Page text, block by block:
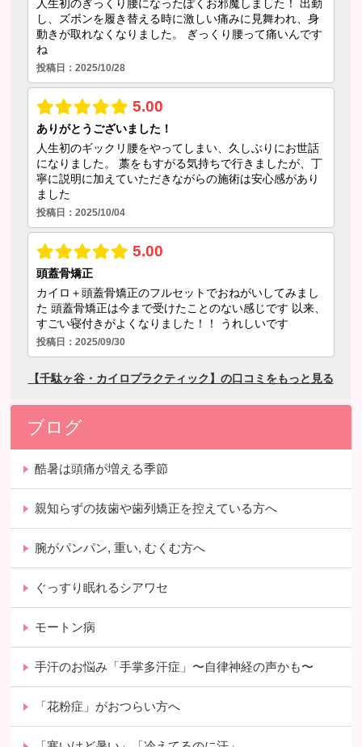
ブログ
酷暑は頭痛が増える季節
親知らずの抜歯や歯列矯正を控えている方へ
腕がパンパン, 重い, むくむ方へ
ぐっすり眠れるシアワセ
モートン病
手汗のお悩み「手掌多汗症」〜自律神経の声かも〜
「花粉症」がおつらい方へ